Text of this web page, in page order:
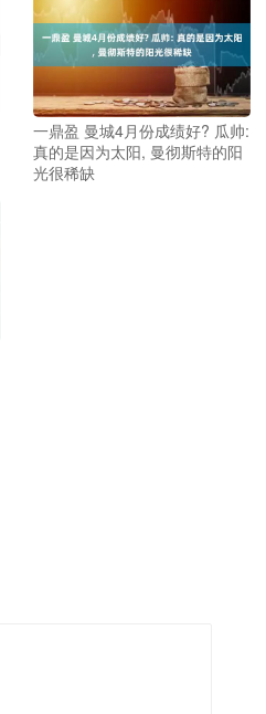
一鼎盈 曼城4月份成绩好? 瓜帅:
真的是因为太阳, 曼彻斯特的阳
光很稀缺